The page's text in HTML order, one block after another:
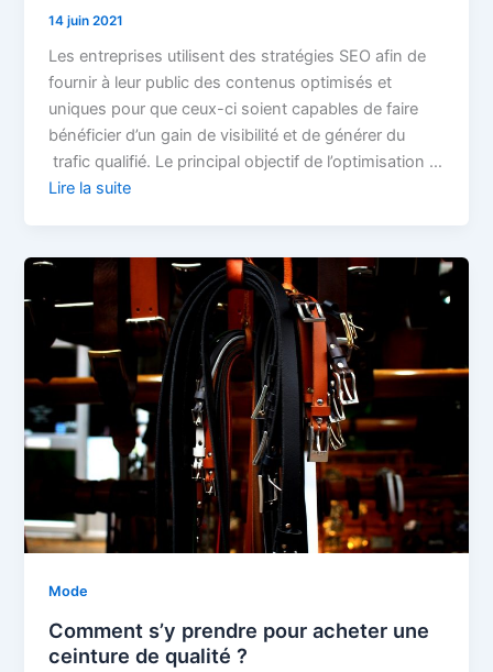
14 juin 2021
Les entreprises utilisent des stratégies SEO afin de
fournir à leur public des contenus optimisés et
uniques pour que ceux-ci soient capables de faire
bénéficier d’un gain de visibilité et de générer du
trafic qualifié. Le principal objectif de l’optimisation …
Lire la suite
Mode
Comment s’y prendre pour acheter une
ceinture de qualité ?